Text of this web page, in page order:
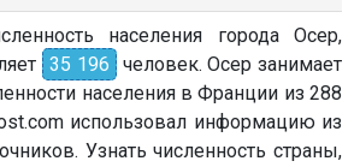
населения города Осер,
35 196 человек. Осер занимает
населения в Франции из 288
использовал информацию из
Узнать численность страны,